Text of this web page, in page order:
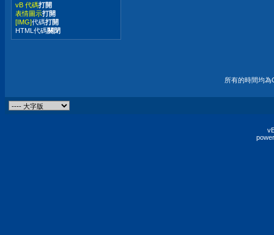
vB 代碼打開
表情圖示打開
[IMG]代碼打開
HTML代碼關閉
所有的時間均為